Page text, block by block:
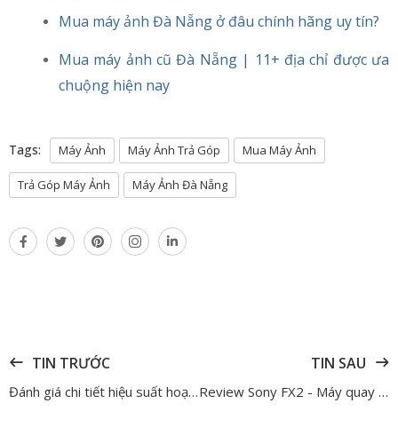
Mua máy ảnh Đà Nẵng ở đâu chính hãng uy tín?
Mua máy ảnh cũ Đà Nẵng | 11+ địa chỉ được ưa
chuộng hiện nay
Tags: Máy Ảnh Máy Ảnh Trả Góp Mua Máy Ảnh
Trả Góp Máy Ảnh Máy Ảnh Đà Nẵng
TIN TRƯỚC
Đánh giá chi tiết hiệu suất hoạt động Canon PowerShot V1 – Chiếc máy compact tốt hơn những gì bạn nghĩ
TIN SAU
Review Sony FX2 - Máy quay cảm biến CMOS Exmor R Full-Frame 33MP